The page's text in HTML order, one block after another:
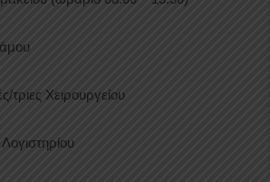
τριες Χειρουργείου